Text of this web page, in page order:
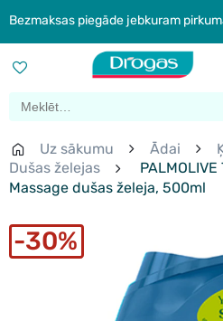
Bezmaksas piegāde jebkuram
Uz sākumu Ādai
Dušas želejas
Massage dušas želeja, 500ml
30%